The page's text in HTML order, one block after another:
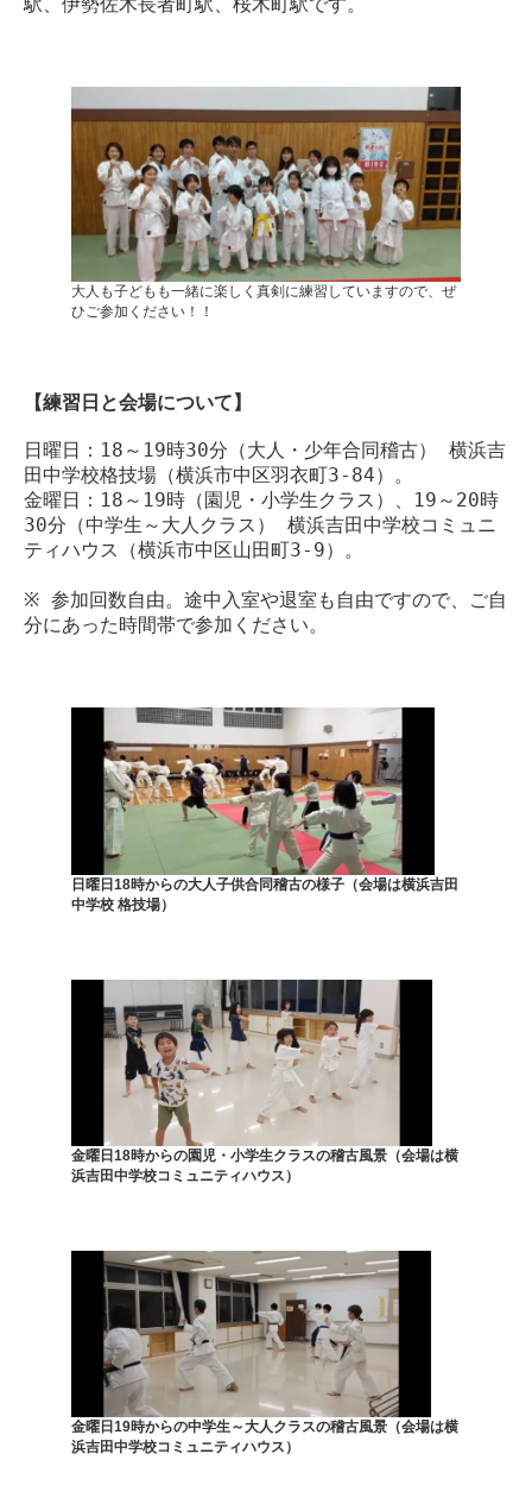
大人も子どもも一緒に楽しく真剣に練習していますので、ぜ
ひご参加ください！！
【練習日と会場について】
日曜日：18～19時30分（大人・少年合同稽古） 横浜吉
田中学校格技場（横浜市中区羽衣町3-84）。
金曜日：18～19時（園児・小学生クラス）、19～20時
30分（中学生～大人クラス） 横浜吉田中学校コミュニ
ティハウス（横浜市中区山田町3-9）。
※ 参加回数自由。途中入室や退室も自由ですので、ご自
分にあった時間帯で参加ください。
日曜日18時からの大人子供合同稽古の様子（会場は横浜吉田
中学校 格技場）
金曜日18時からの園児・小学生クラスの稽古風景（会場は横
浜吉田中学校コミュニティハウス）
金曜日19時からの中学生～大人クラスの稽古風景（会場は横
浜吉田中学校コミュニティハウス）